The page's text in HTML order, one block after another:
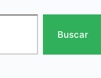
Buscar